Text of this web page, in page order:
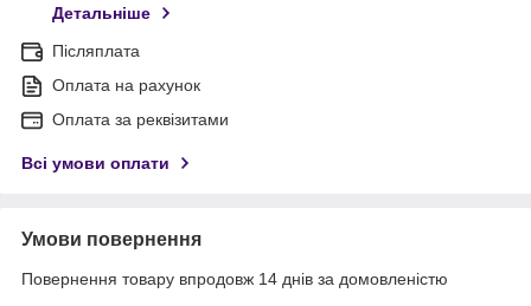
Детальніше
Післяплата
Оплата на рахунок
Оплата за реквізитами
Всі умови оплати
Умови повернення
Повернення товару впродовж 14 днів за домовленістю